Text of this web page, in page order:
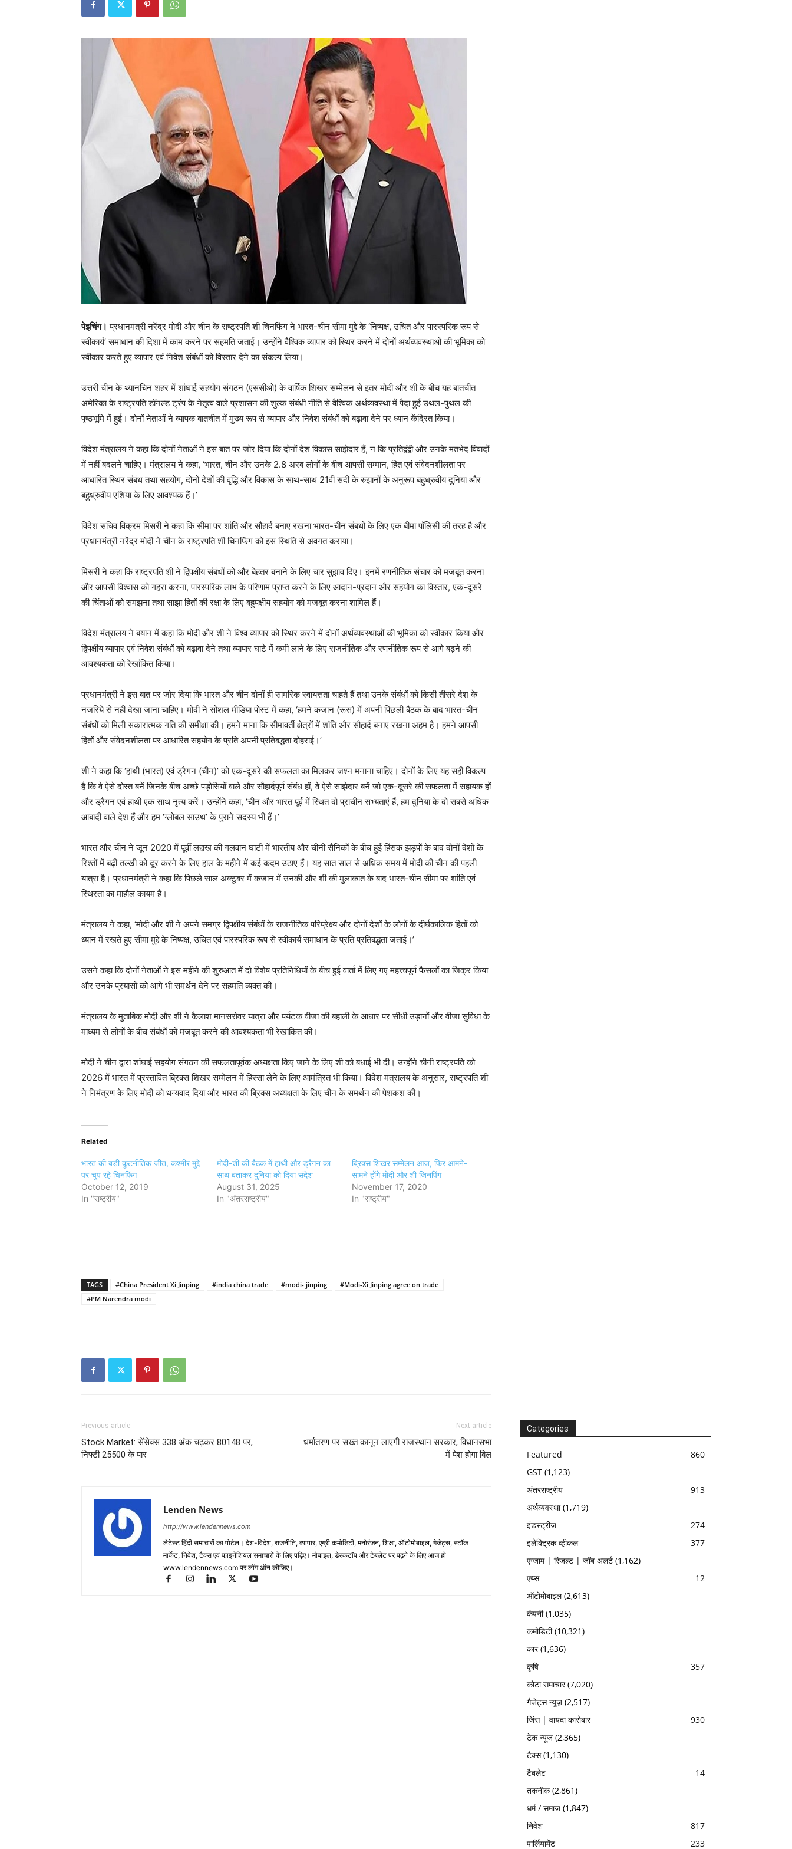
पेइचिंग। प्रधानमंत्री नरेंद्र मोदी और चीन के राष्ट्रपति शी चिनफिंग ने भारत-चीन सीमा मुद्दे के ‘निष्पक्ष, उचित और पारस्परिक रूप से
स्वीकार्य’ समाधान की दिशा में काम करने पर सहमति जताई। उन्होंने वैश्विक व्यापार को स्थिर करने में दोनों अर्थव्यवस्थाओं की भूमिका को
स्वीकार करते हुए व्यापार एवं निवेश संबंधों को विस्तार देने का संकल्प लिया।
उत्तरी चीन के थ्यानचिन शहर में शांघाई सहयोग संगठन (एससीओ) के वार्षिक शिखर सम्मेलन से इतर मोदी और शी के बीच यह बातचीत
अमेरिका के राष्ट्रपति डॉनल्ड ट्रंप के नेतृत्व वाले प्रशासन की शुल्क संबंधी नीति से वैश्विक अर्थव्यवस्था में पैदा हुई उथल-पुथल की
पृष्ठभूमि में हुई। दोनों नेताओं ने व्यापक बातचीत में मुख्य रूप से व्यापार और निवेश संबंधों को बढ़ावा देने पर ध्यान केंद्रित किया।
विदेश मंत्रालय ने कहा कि दोनों नेताओं ने इस बात पर जोर दिया कि दोनों देश विकास साझेदार हैं, न कि प्रतिद्वंद्वी और उनके मतभेद विवादों
में नहीं बदलने चाहिए। मंत्रालय ने कहा, ‘भारत, चीन और उनके 2.8 अरब लोगों के बीच आपसी सम्मान, हित एवं संवेदनशीलता पर
आधारित स्थिर संबंध तथा सहयोग, दोनों देशों की वृद्धि और विकास के साथ-साथ 21वीं सदी के रुझानों के अनुरूप बहुध्रुवीय दुनिया और
बहुध्रुवीय एशिया के लिए आवश्यक हैं।’
विदेश सचिव विक्रम मिसरी ने कहा कि सीमा पर शांति और सौहार्द बनाए रखना भारत-चीन संबंधों के लिए एक बीमा पॉलिसी की तरह है और
प्रधानमंत्री नरेंद्र मोदी ने चीन के राष्ट्रपति शी चिनफिंग को इस स्थिति से अवगत कराया।
मिसरी ने कहा कि राष्ट्रपति शी ने द्विपक्षीय संबंधों को और बेहतर बनाने के लिए चार सुझाव दिए। इनमें रणनीतिक संचार को मजबूत करना
और आपसी विश्वास को गहरा करना, पारस्परिक लाभ के परिणाम प्राप्त करने के लिए आदान-प्रदान और सहयोग का विस्तार, एक-दूसरे
की चिंताओं को समझना तथा साझा हितों की रक्षा के लिए बहुपक्षीय सहयोग को मजबूत करना शामिल हैं।
विदेश मंत्रालय ने बयान में कहा कि मोदी और शी ने विश्व व्यापार को स्थिर करने में दोनों अर्थव्यवस्थाओं की भूमिका को स्वीकार किया और
द्विपक्षीय व्यापार एवं निवेश संबंधों को बढ़ावा देने तथा व्यापार घाटे में कमी लाने के लिए राजनीतिक और रणनीतिक रूप से आगे बढ़ने की
आवश्यकता को रेखांकित किया।
प्रधानमंत्री ने इस बात पर जोर दिया कि भारत और चीन दोनों ही सामरिक स्वायत्तता चाहते हैं तथा उनके संबंधों को किसी तीसरे देश के
नजरिये से नहीं देखा जाना चाहिए। मोदी ने सोशल मीडिया पोस्ट में कहा, ‘हमने कजान (रूस) में अपनी पिछली बैठक के बाद भारत-चीन
संबंधों को मिली सकारात्मक गति की समीक्षा की। हमने माना कि सीमावर्ती क्षेत्रों में शांति और सौहार्द बनाए रखना अहम है। हमने आपसी
हितों और संवेदनशीलता पर आधारित सहयोग के प्रति अपनी प्रतिबद्धता दोहराई।’
शी ने कहा कि ‘हाथी (भारत) एवं ड्रैगन (चीन)’ को एक-दूसरे की सफलता का मिलकर जश्न मनाना चाहिए। दोनों के लिए यह सही विकल्प
है कि वे ऐसे दोस्त बनें जिनके बीच अच्छे पड़ोसियों वाले और सौहार्दपूर्ण संबंध हों, वे ऐसे साझेदार बनें जो एक-दूसरे की सफलता में सहायक हों
और ड्रैगन एवं हाथी एक साथ नृत्य करें। उन्होंने कहा, ‘चीन और भारत पूर्व में स्थित दो प्राचीन सभ्यताएं हैं, हम दुनिया के दो सबसे अधिक
आबादी वाले देश हैं और हम ‘ग्लोबल साउथ’ के पुराने सदस्य भी हैं।’
भारत और चीन ने जून 2020 में पूर्वी लद्दाख की गलवान घाटी में भारतीय और चीनी सैनिकों के बीच हुई हिंसक झड़पों के बाद दोनों देशों के
रिश्तों में बढ़ी तल्खी को दूर करने के लिए हाल के महीने में कई कदम उठाए हैं। यह सात साल से अधिक समय में मोदी की चीन की पहली
यात्रा है। प्रधानमंत्री ने कहा कि पिछले साल अक्टूबर में कजान में उनकी और शी की मुलाकात के बाद भारत-चीन सीमा पर शांति एवं
स्थिरता का माहौल कायम है।
मंत्रालय ने कहा, ‘मोदी और शी ने अपने समग्र द्विपक्षीय संबंधों के राजनीतिक परिप्रेक्ष्य और दोनों देशों के लोगों के दीर्घकालिक हितों को
ध्यान में रखते हुए सीमा मुद्दे के निष्पक्ष, उचित एवं पारस्परिक रूप से स्वीकार्य समाधान के प्रति प्रतिबद्धता जताई।’
उसने कहा कि दोनों नेताओं ने इस महीने की शुरुआत में दो विशेष प्रतिनिधियों के बीच हुई वार्ता में लिए गए महत्त्वपूर्ण फैसलों का जिक्र किया
और उनके प्रयासों को आगे भी समर्थन देने पर सहमति व्यक्त की।
मंत्रालय के मुताबिक मोदी और शी ने कैलाश मानसरोवर यात्रा और पर्यटक वीजा की बहाली के आधार पर सीधी उड़ानों और वीजा सुविधा के
माध्यम से लोगों के बीच संबंधों को मजबूत करने की आवश्यकता भी रेखांकित की।
मोदी ने चीन द्वारा शांघाई सहयोग संगठन की सफलतापूर्वक अध्यक्षता किए जाने के लिए शी को बधाई भी दी। उन्होंने चीनी राष्ट्रपति को
2026 में भारत में प्रस्तावित ब्रिक्स शिखर सम्मेलन में हिस्सा लेने के लिए आमंत्रित भी किया। विदेश मंत्रालय के अनुसार, राष्ट्रपति शी
ने निमंत्रण के लिए मोदी को धन्यवाद दिया और भारत की ब्रिक्स अध्यक्षता के लिए चीन के समर्थन की पेशकश की।
Related
भारत की बड़ी कूटनीतिक जीत, कश्मीर मुद्दे
पर चुप रहे चिनफिंग
October 12, 2019
In "राष्ट्रीय"
मोदी-शी की बैठक में हाथी और ड्रैगन का
साथ बताकर दुनिया को दिया संदेश
August 31, 2025
In "अंतरराष्ट्रीय"
ब्रिक्स शिखर सम्मेलन आज, फिर आमने-
सामने होंगे मोदी और शी जिनपिंग
November 17, 2020
In "राष्ट्रीय"
TAGS #China President Xi Jinping #india china trade #modi- jinping
#Modi-Xi Jinping agree on trade
#PM Narendra modi
Previous article
Stock Market: सेंसेक्स 338 अंक चढ़कर 80148 पर,
निफ्टी 25500 के पार
Next article
धर्मांतरण पर सख्त कानून लाएगी राजस्थान सरकार, विधानसभा
में पेश होगा बिल
Lenden News
http://www.lendennews.com
लेटेस्ट हिंदी समाचारों का पोर्टल। देश-विदेश, राजनीति, व्यापार, एग्री कमोडिटी, मनोरंजन, शिक्षा, ऑटोमोबाइल, गेजेट्स, स्टॉक
मार्केट, निवेश, टैक्स एवं फाइनेंशियल समाचारों के लिए पढ़िए। मोबाइल, डेस्कटॉप और टेबलेट पर पढ़ने के लिए आज ही
www.lendennews.com पर लॉग ऑन कीजिए।
Categories
Featured
860
GST (1,123)
अंतरराष्ट्रीय
913
अर्थव्यवस्था(1,719)
इंडस्ट्रीज
274
इलेक्ट्रिक व्हीकल
377
एग्जाम | रिजल्ट | जॉब अलर्ट (1,162)
एप्प्स
12
ऑटोमोबाइल(2,613)
कंपनी(1,035)
कमोडिटी(10,321)
कार(1,636)
कृषि
357
कोटा समाचार(7,020)
गैजेट्स न्यूज़ (2,517)
जिंस | वायदा कारोबार
930
टेक न्यूज (2,365)
टैक्स(1,130)
टैबलेट
14
तकनीक(2,861)
धर्म / समाज (1,847)
निवेश
817
पार्लियामेंट
233